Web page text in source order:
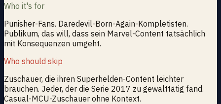
Who it's for
Punisher-Fans. Daredevil-Born-Again-Kompletisten.
Publikum, das will, dass sein Marvel-Content tatsächlich
mit Konsequenzen umgeht.
Who should skip
Zuschauer, die ihren Superhelden-Content leichter
brauchen. Jeder, der die Serie 2017 zu gewalttätig fand.
Casual-MCU-Zuschauer ohne Kontext.